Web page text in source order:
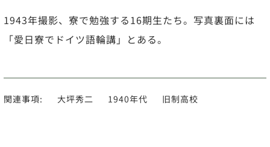
1943年撮影、寮で勉強する16期生たち。写真裏面には
「愛日寮でドイツ語輪講」とある。
関連事項: 大坪秀二 1940年代 旧制高校